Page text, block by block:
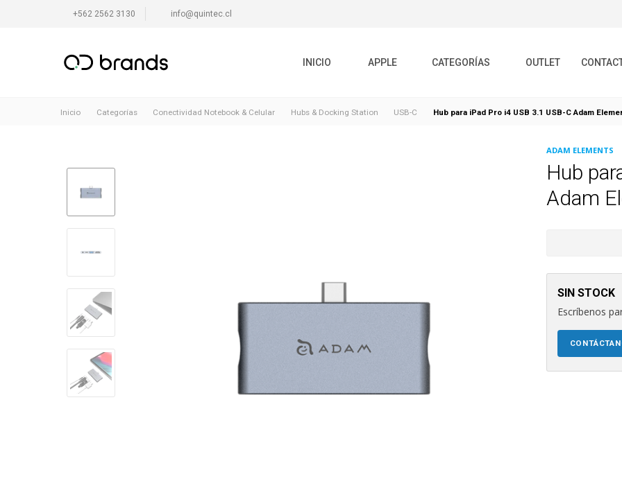
+562 2562 3130 info@quintec.cl
INICIO APPLE CATEGORÍAS OUTLET
Inicio Categorías Conectividad Notebook & Celular Hubs & Docking Station USB-C Hub para iPad Pro i4 USB 3.1 USB-C Adam
ADAM ELEMENTS
Hub
Adam
SIN STOCK
Escríbenos